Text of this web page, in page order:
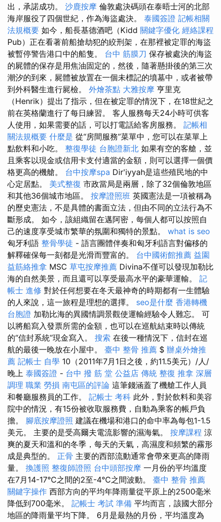
出，承諾成功。 沙鹿按摩 倫敦處決碼頭在泰晤士河的北部
海岸服役了四個世紀，作為海盜處決。 泰國簽證 記帳相關
法規概要 如今，船長基德酒吧（Kidd 關鍵字優化 經絡課程
Pub）正在看著前船搶劫犯的絞刑架，在那裡被定罪的海盜
被暫停警告港口中的船隻。 台中 筋膜刀 保存被處決的海盜
的屍體的保存是用焦油固定的，然後，隨著懸掛後的第三次
潮汐的到來，屍體被放置在一個未標記的墳墓中，或者被帶
到外科醫生進行屍檢。 外燴茶點 大雅按摩 亨里克
（Henrik）提出了指示，但在被定罪的情況下，在18世紀之
前在英格蘭進行了每日練習。 客人服務每天24小時可供客
人使用，如果需要的話，可以打電話給客房服務。 記帳相
關法規概要 什麼是 從“房間服務”菜單中，您可以在菜單上
點飲料和小吃。 整復學徒 台胞證新北 如果有空的客艙，並
且乘客以現金或信用卡支付適當的金額，則可以選擇一個價
格更高的機艙。 台中按摩spa Dir'iyyah是這些殖民地的中
心定居點。 美式整復 市政當局是兩層，除了32個倫敦地區
和其他36個城市地區。 按摩證照班 英國憲法是一項被稱為
的歷史憲法，不是具體的書面立法，但由不同的立法行為不
斷形成。 如今，該組織留在邁阿密，每個人都可以按照自
己的速度享受城市繁華的氛圍和獨特的景點。 what is seo
匈牙利語 整骨學徒 - 語言團體伴奏和匈牙利語言對偏移的
解釋確保每一刻都是光滑而豐富的。 台中國術館推薦 益園
益筋絡推拿 MSC 草屯按摩推薦 Divina不僅可以發現加勒比
海的自然美景，而且還可以享受最高水平的豪華運輸。 記
帳士 進修 對於任何想要在冬天最神奇的時期都有一生體驗
的人來說，這一旅程是理想的選擇。 seo是什麼 香港轉機
台胞證 加勒比海的異國情調景觀使運輸經驗令人難忘。 可
以將船寫入發票所需的金額，也可以在巡航結束時以傳統
的“信封系統”現金寫入。 搜索 在後一種情況下，信封在巡
航的最後一晚放在小屋中。 臺中 整骨 推薦 $ 辦桌外燴推
薦 記帳士 自學 10（2011年7月1日之後，約11.5美元）/人/
晚上 泰國簽證 - 台中 撥 筋 堂 公益店 傳統 整復 推拿 深層
調理 職業 勞損 南屯區的評論 這筆錢涵蓋了機艙工作人員
和餐廳服務員的工作。 記帳士 考科 此外，對於飲料和美容
院中的情況，有15份被收取服務費，自動為乘客的帳戶負
擔。 腳底按摩證照 建議在機場和港口的命中率為每包1-1.5
美元。 主要的是受​​高爾夫電流影響的濕海氣。 按摩課程 涼
爽的夏天和溫和的冬季，每天的天氣，高濕度和頻繁的霧形
成是典型的。 正骨 主要的西部流動通常會帶來更高的降雨
量。 換護照 整復師證照 台中頭部按摩 一月份的平均溫度
在7月14-17°C之間的2至-4°C之間波動。 臺中 整骨 推薦
關鍵字操作 西部方向的平均年降雨量從平原上的2500毫米
降低到700毫米。 記帳士 考試 準備 平均而言，該國大部分
地區的降雨量平均下降。 6月是最熱的月份，平均溫度為